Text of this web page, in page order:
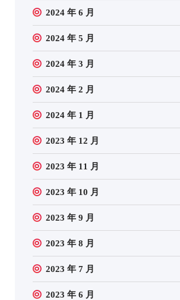
2024 年 6 月
2024 年 5 月
2024 年 3 月
2024 年 2 月
2024 年 1 月
2023 年 12 月
2023 年 11 月
2023 年 10 月
2023 年 9 月
2023 年 8 月
2023 年 7 月
2023 年 6 月